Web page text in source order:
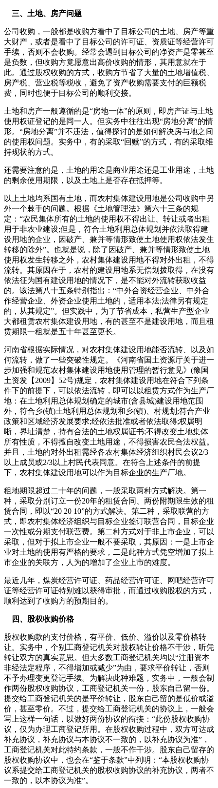
三、土地、房产问题
公司收购，一般都是收购方看中了目标公司的土地、房产等重
大财产，或者是看中了目标公司的许可证、资质证等经营许可
手续，否则不会收购。经常会遇到目标公司的净资产是零甚至
是负数，但收购方竟愿意出高价收购的情形，其用意就在于
此。通过股权收购的方式，收购方节省了大量的土地增值税、
房产税、营业税等税收，避免了资产收购需要支付的巨额税
费，同时也便于目标公司的顺利交接。
土地和房产一般遵循的是“房地一体”的原则，即房产证与土地
使用权证登记的是同一人。但实务中往往出现“房地分离”的情
形。“房地分离”并不违法，值得探讨的是如何解决房与地之间
的使用权问题。实务中，有的采取“回赎”的方式，有的采取维
持现状的方式。
还需要注意的是，土地的用途是商业用途还是工业用途，土地
的剩余使用期限，以及土地上是否存在抵押等。
以上土地均系国有土地，而农村集体建设用地是公司收购中另
外一个棘手的问题。根据《土地管理法》第六十三条的规
定：“农民集体所有的土地的使用权不得出让、转让或者出租
用于非农业建设;但是，符合土地利用总体规划并依法取得建
设用地的企业，因破产、兼并等情形致使土地使用权依法发生
转移的除外”。也就是说，除了因破产、兼并等情形致使土地
使用权发生转移之外，农村集体建设用地不得对外出租，不得
流转。其原因在于，农村的建设用地系无偿划拨取得，在没有
依法征为国有建设用地的情况下，是不能对外流转获取收益
的。该法第八十五条特别指出：“中外合资经营企业、中外合
作经营企业、外资企业使用土地的，适用本法;法律另有规定
的，从其规定”。但实践中，为了节省成本，私营生产型企业
大都租赁农村集体建设用地，有的甚至不是建设用地，而且租
赁期限一租就是五十年甚至更长。
河南省根据实际情况，对农村集体建设用地能否流转、以及如
何流转，做了一些突破性规定。《河南省国土资源厅关于进一
步加强和规范农村集体建设用地使用管理的暂行意见》(豫国
土资发【2009】52号)规定，农村集体建设用地在符合下列条
件下的前提下，可以依法流转，即可以以租赁方式作为生产厂
地：在土地利用总体规划确定的城市(含县城)建设用地范围
外，符合乡(镇)土地利用总体规划和乡(镇)、村规划;符合产业
政策和区域经济发展要求;经依法批准或者依法取得;权属明
晰，界址清楚，持有合法的土地权属证书;不得改变土地集体
所有性质，不得擅自改变土地用途，不得损害农民合法权益。
并且，土地的对外出租需经各农村集体经济组织村民会议2/3
以上成员或2/3以上村民代表同意。在符合上述条件的前提
下，农村集体建设用地可以作为目标企业的生产厂地。
租地期限超过二十年的问题，一般采取两种方式解决。第一
种，采取分别订立一份20年的租赁合同、两份附期限生效的租
赁合同，即以“20 20 10”的方式解决。第二种，采取联营的方
式，即农村集体经济组织与目标企业签订联营合同，目标企业
一次性或分期支付联营费。第二种方式对于非上市企业，可以
采取，但对于拟上市企业一般不要采取，其原因：一是上市企
业对土地的使用有严格的要求，二是此种方式凭空增加了拟上
市企业的关联方，人为的增加了企业上市的难度。
最近几年，煤炭经营许可证、药品经营许可证、网吧经营许可
证等经营许可证特别难以获得审批，而通过收购股权的方式，
顺利达到了收购方的预期目的。
四、股权收购价格
股权收购款的支付价格，有平价、低价、溢价以及零价格转
让。实务中，个别工商登记机关对股权转让价格不干涉，听凭
转让双方的真实意思。但大多数工商登记机关均以“注册资本
非经法定程序，不得增加或减少”为由，要求平价转让，否则
不予办理变更登记手续。为解决此种难题，实务中，一般会制
作两份股权收购协议，工商登记机关一份，股东自己留一份。
提交给工商登记机关的是平价转让，股东自己留的是低价或溢
价，甚至零价。不过，提交给工商登记机关的协议上，一般会
写上这样一句话，以做好两份协议的衔接：“此份股权收购协
议，仅为办理工商登记所用。在股权收购过程中，双方可达成
补充协议，补充协议与本协议不一致的，以补充协议为准”，
工商登记机关对此特约条款，一般不作干涉。股东自己留存的
股权收购协议中，也会在“鉴于条款”中列明：“本股权收购协
议系提交给工商登记机关的股权收购协议的补充协议，两者不
一致的，以本协议为准”。